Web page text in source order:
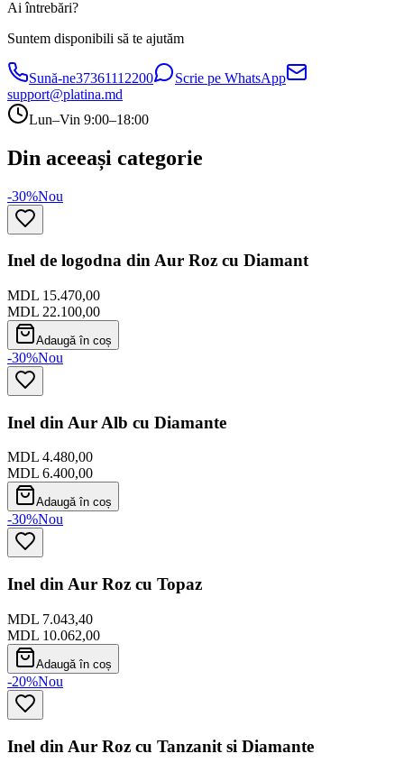
Ai întrebări?
Suntem disponibili să te ajutăm
Sună-ne37361112200
Scrie pe WhatsApp
support@platina.md
Lun–Vin 9:00–18:00
Din aceeași categorie
-30%Nou
Inel de logodna din Aur Roz cu Diamant
MDL 15.470,00
MDL 22.100,00
Adaugă în coș
-30%Nou
Inel din Aur Alb cu Diamante
MDL 4.480,00
MDL 6.400,00
Adaugă în coș
-30%Nou
Inel din Aur Roz cu Topaz
MDL 7.043,40
MDL 10.062,00
Adaugă în coș
-20%Nou
Inel din Aur Roz cu Tanzanit si Diamante